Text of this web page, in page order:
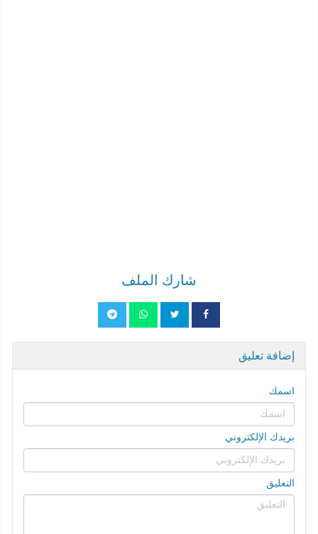
شارك الملف
إضافة تعليق
اسمك
بريدك الإلكتروني
التعليق